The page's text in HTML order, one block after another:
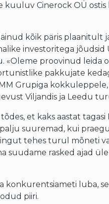
Cinerock OÜ ostis
kõik päris plaanitult
investoritega jõudsid
«Oleme proovinud leida
pakkujate
Grupiga kokkuleppele,
Viljandis ja Leedu
et kaks aastat tagasi
suuremad, kui
tehes turul mõneti
suudame rasked ajad
luba,
piiri.